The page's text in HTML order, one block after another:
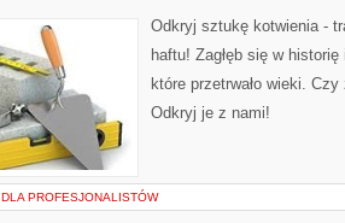
Odkryj sztukę kotwienia -
haftu! Zagłęb się w
które przetrwało wieki.
Odkryj je z nami!
DLA PROFESJONALISTÓW